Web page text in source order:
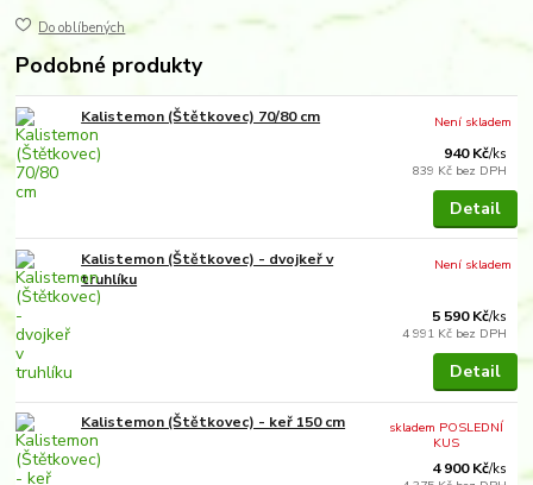
Do oblíbených
Podobné produkty
Kalistemon (Štětkovec) 70/80 cm
940 Kč/ks
839 Kč bez DPH
Není skladem
Detail
Kalistemon (Štětkovec) - dvojkeř v
truhlíku
5 590 Kč/ks
4 991 Kč bez DPH
Není skladem
Detail
Kalistemon (Štětkovec) - keř 150 cm
4 900 Kč/ks
skladem POSLEDNÍ
KUS